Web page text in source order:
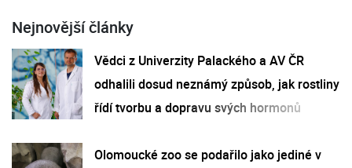
Nejnovější články
Vědci z Univerzity Palackého a AV ČR
odhalili dosud neznámý způsob, jak rostliny
řídí tvorbu a dopravu svých hormonů
Olomoucké zoo se podařilo jako jediné v